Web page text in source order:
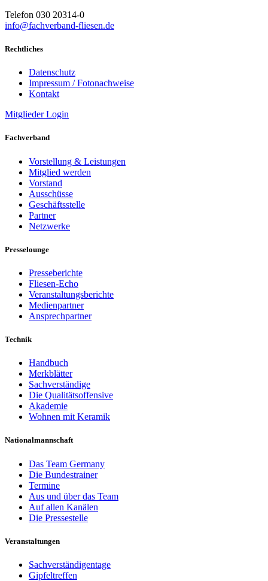
Telefon 030 20314-0
info@fachverband-fliesen.de
Rechtliches
Datenschutz
Impressum / Fotonachweise
Kontakt
Mitglieder Login
Fachverband
Vorstellung & Leistungen
Mitglied werden
Vorstand
Ausschüsse
Geschäftsstelle
Partner
Netzwerke
Presselounge
Presseberichte
Fliesen-Echo
Veranstaltungsberichte
Medienpartner
Ansprechpartner
Technik
Handbuch
Merkblätter
Sachverständige
Die Qualitätsoffensive
Akademie
Wohnen mit Keramik
Nationalmannschaft
Das Team Germany
Die Bundestrainer
Termine
Aus und über das Team
Auf allen Kanälen
Die Pressestelle
Veranstaltungen
Sachverständigentage
Gipfeltreffen